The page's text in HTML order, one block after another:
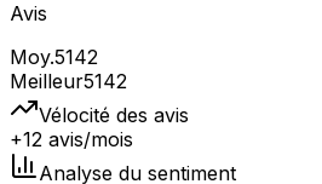
Avis
Moy.5142
Meilleur5142
Vélocité des avis
+12 avis/mois
Analyse du sentiment